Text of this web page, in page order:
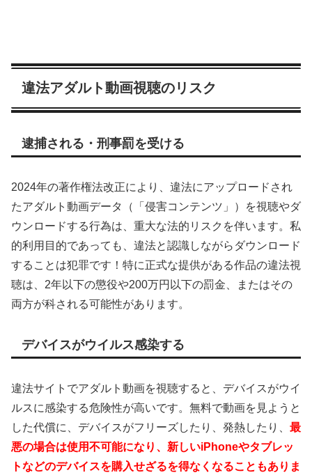
違法アダルト動画視聴のリスク
逮捕される・刑事罰を受ける
2024年の著作権法改正により、違法にアップロードされ
たアダルト動画データ（「侵害コンテンツ」）を視聴やダ
ウンロードする行為は、重大な法的リスクを伴います。私
的利用目的であっても、違法と認識しながらダウンロード
することは犯罪です！特に正式な提供がある作品の違法視
聴は、2年以下の懲役や200万円以下の罰金、またはその
両方が科される可能性があります。
デバイスがウイルス感染する
違法サイトでアダルト動画を視聴すると、デバイスがウイ
ルスに感染する危険性が高いです。無料で動画を見ようと
した代償に、デバイスがフリーズしたり、発熱したり、 最
悪の場合は使用不可能になり、新しいiPhoneやタブレッ
トなどのデバイスを購入せざるを得なくなることもありま